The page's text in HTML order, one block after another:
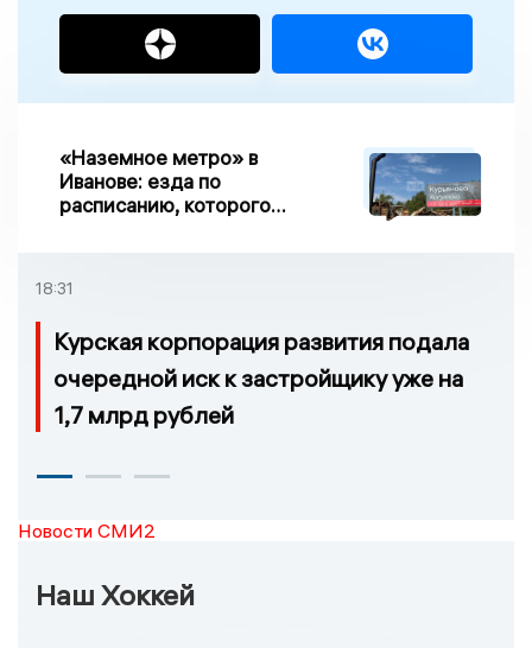
«Наземное метро» в
Иванове: езда по
расписанию, которого
18:31
Курская корпорация развития подала
очередной иск к застройщику уже на
1,7 млрд рублей
Новости СМИ2
Наш Хоккей